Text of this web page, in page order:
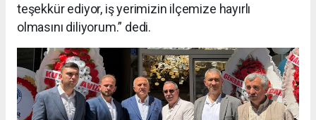
teşekkür ediyor, iş yerimizin ilçemize hayırlı
olmasını diliyorum.” dedi.